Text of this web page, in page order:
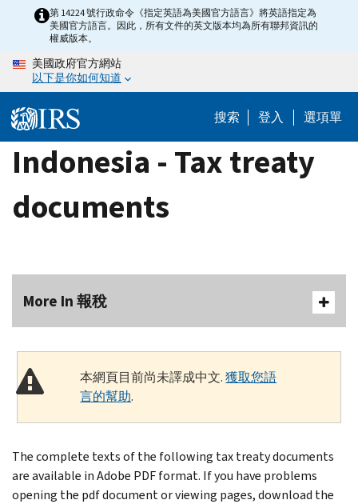
content
第 14224 號行政命令《指定英語為美國官方語言》將英語指定為
美國官方語言。因此，所有文件的英文版本均為所有聯邦資訊的
權威版本。
美國政府官方網站
以下是你如何知道
搜索 登入 選項單
Indonesia - Tax treaty
documents
More In 報稅
本網頁目前尚未譯成中文.獲取您語
言的幫助.
The complete texts of the following tax treaty documents
are available in Adobe PDF format. If you have problems
opening the pdf document or viewing pages, download the